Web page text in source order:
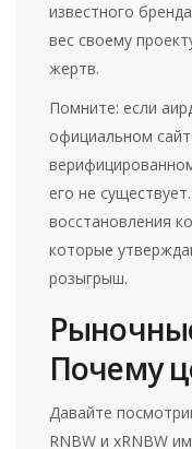
известного
вес своему
жертв.
Помните: если
официальном
его не
восстановления
которые
розыгрыш.
Почему
Давайте
RNBW и xRNBW